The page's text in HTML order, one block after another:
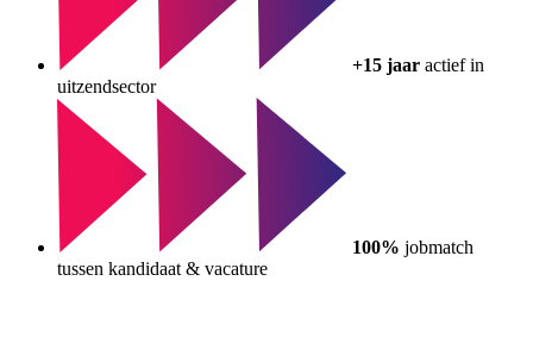
+15 jaar actief in
uitzendsector
100% jobmatch
tussen kandidaat & vacature